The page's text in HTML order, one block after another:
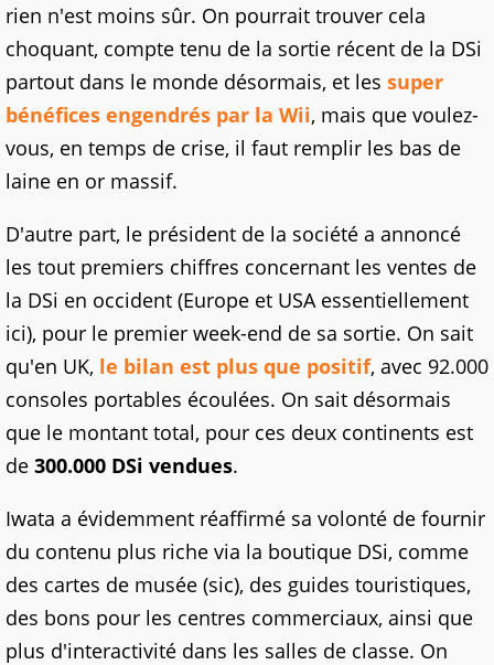
rien n'est moins sûr. On pourrait trouver cela
choquant, compte tenu de la sortie récent de la DSi
partout dans le monde désormais, et les super
bénéfices engendrés par la Wii, mais que voulez-
vous, en temps de crise, il faut remplir les bas de
laine en or massif.
D'autre part, le président de la société a annoncé
les tout premiers chiffres concernant les ventes de
la DSi en occident (Europe et USA essentiellement
ici), pour le premier week-end de sa sortie. On sait
qu'en UK, le bilan est plus que positif, avec 92.000
consoles portables écoulées. On sait désormais
que le montant total, pour ces deux continents est
de 300.000 DSi vendues.
Iwata a évidemment réaffirmé sa volonté de fournir
du contenu plus riche via la boutique DSi, comme
des cartes de musée (sic), des guides touristiques,
des bons pour les centres commerciaux, ainsi que
plus d'interactivité dans les salles de classe. On